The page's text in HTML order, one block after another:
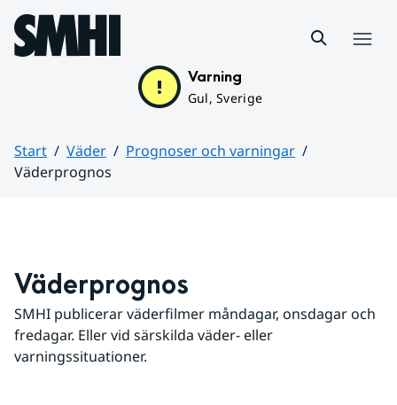
Hoppa till sidans innehåll
Varning
Gul, Sverige
Start Väder
Prognoser och varningar
Väderprognos
Väderprognos
SMHI publicerar väderfilmer måndagar, onsdagar och
fredagar. Eller vid särskilda väder- eller
varningssituationer.